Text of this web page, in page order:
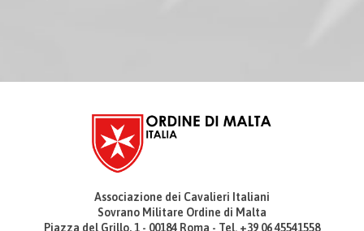
Associazione dei Cavalieri Italiani
Sovrano Militare Ordine di Malta
Piazza del Grillo, 1 - 00184 Roma - Tel. +39 06 45541558